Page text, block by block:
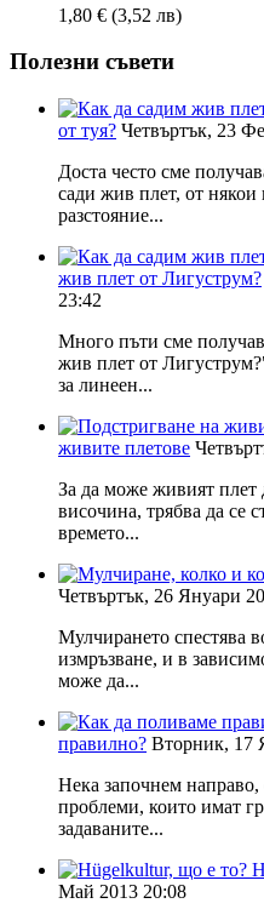
1,80 € (3,52 лв)
Полезни съвети
от туя? Четвъртък, 23
Доста често сме
сади жив плет, от някои
разстояние...
жив плет от Лигуструм?
23:42
Много пъти сме
жив плет от
за линеен...
живите плетове
За да може живият плет
височина, трябва да се
времето...
Четвъртък, 26 Януари
Мулчирането спестява
измръзване, и в
може да...
правилно? Вторник, 17
Нека започнем
проблеми, които имат
задаваните...
Май 2013 20:08